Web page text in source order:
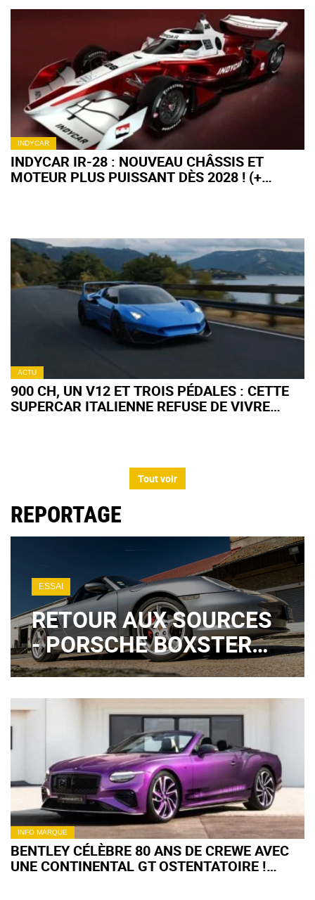
INDYCAR
INDYCAR IR-28 : NOUVEAU CHÂSSIS ET
MOTEUR PLUS PUISSANT DÈS 2028 ! (+
ACTU
900 CH, UN V12 ET TROIS PÉDALES : CETTE
SUPERCAR ITALIENNE REFUSE DE VIVRE
Tout voir
REPORTAGE
ESSAI
RETOUR AUX SOURCES
- PORSCHE BOXSTER
(2000) : LÉGER,
RASSURANT, AGILE,
PLUS FORT EN GUEULE !
INFO MARQUE
BENTLEY CÉLÈBRE 80 ANS DE CREWE AVEC
UNE CONTINENTAL GT OSTENTATOIRE !